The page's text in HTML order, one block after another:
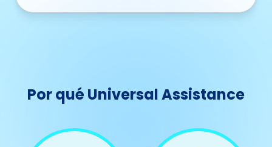
Por qué Universal Assistance